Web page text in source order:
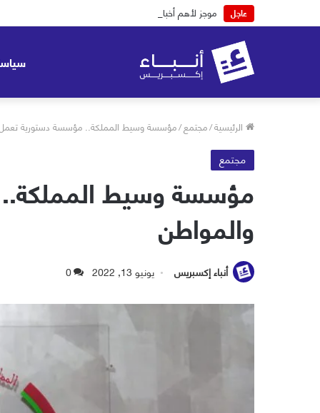
عاجل موجز لأهم أخبار اليوم الخميس 06-08-2026
الرئيسية/مجتمع/مؤسسة وسيط المملكة.. مؤسسة دستورية تعمل
مجتمع
مؤسسة وسيط المملكة..
والمواطن
أنباء إكسبريس يونيو 13, 2022 0